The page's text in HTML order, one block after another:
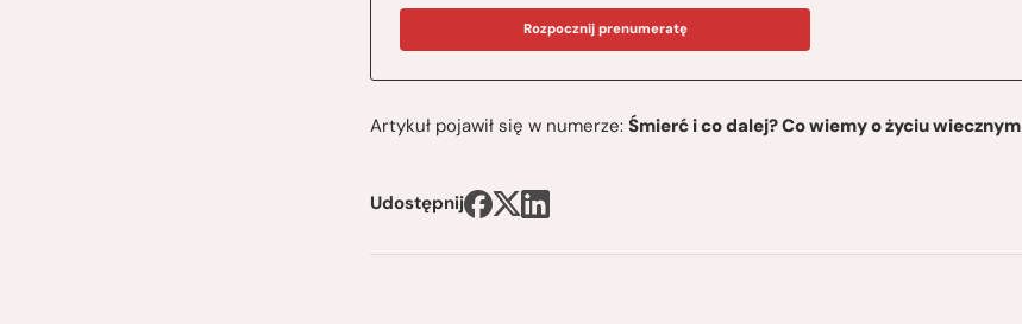
Rozpocznij prenumeratę
Artykuł pojawił się w numerze:Śmierć i co dalej? Co wiemy o życiu wiecznym
Udostępnij